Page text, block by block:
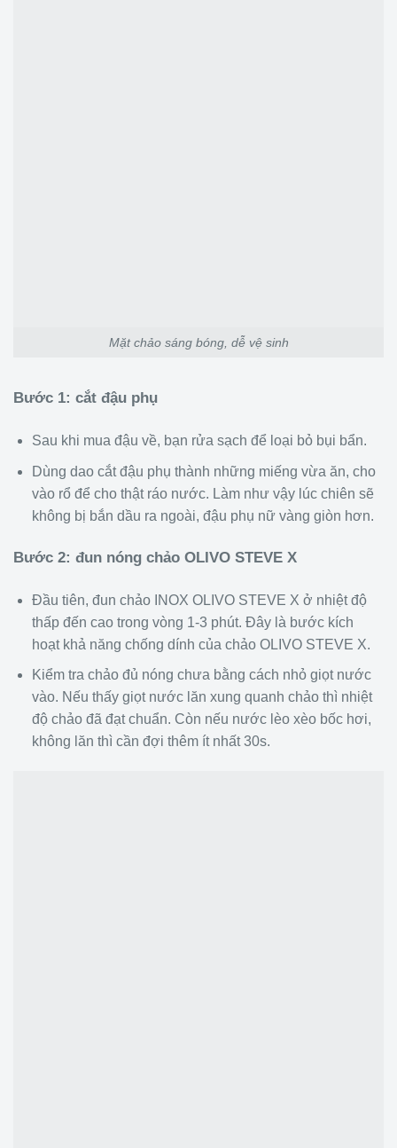
Mặt chảo sáng bóng, dễ vệ sinh
Bước 1: cắt đậu phụ
Sau khi mua đậu về, bạn rửa sạch để loại bỏ bụi bẩn.
Dùng dao cắt đậu phụ thành những miếng vừa ăn, cho
vào rổ để cho thật ráo nước. Làm như vậy lúc chiên sẽ
không bị bắn dầu ra ngoài, đậu phụ nữ vàng giòn hơn.
Bước 2: đun nóng chảo OLIVO STEVE X
Đầu tiên, đun chảo INOX OLIVO STEVE X ở nhiệt độ
thấp đến cao trong vòng 1-3 phút. Đây là bước kích
hoạt khả năng chống dính của chảo OLIVO STEVE X.
Kiểm tra chảo đủ nóng chưa bằng cách nhỏ giọt nước
vào. Nếu thấy giọt nước lăn xung quanh chảo thì nhiệt
độ chảo đã đạt chuẩn. Còn nếu nước lèo xèo bốc hơi,
không lăn thì cần đợi thêm ít nhất 30s.